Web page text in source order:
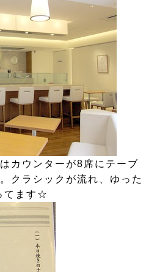
カウンターが8席にテーブ
クラシックが流れ、ゆった
てます☆